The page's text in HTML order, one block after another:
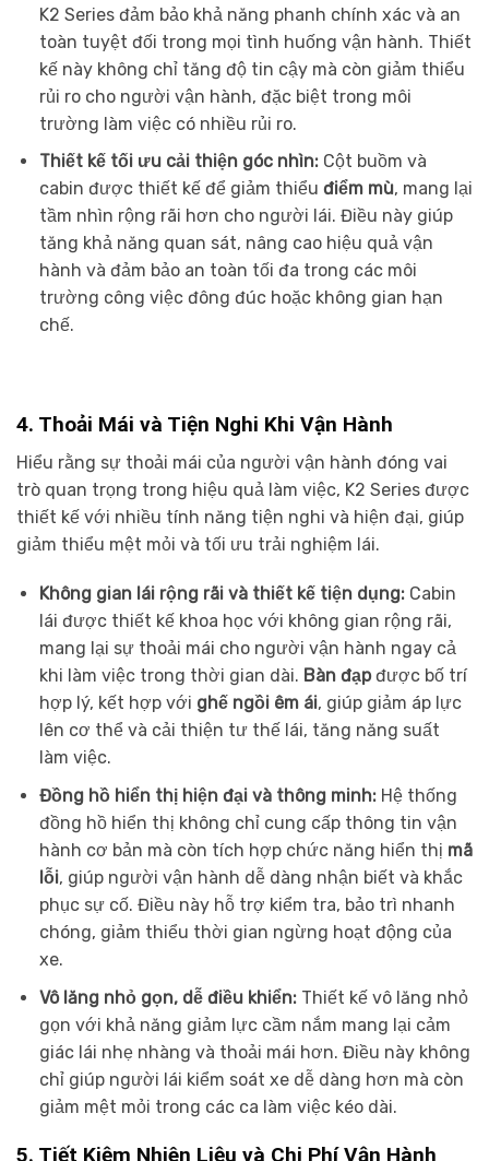
K2 Series đảm bảo khả năng phanh chính xác và an
toàn tuyệt đối trong mọi tình huống vận hành. Thiết
kế này không chỉ tăng độ tin cậy mà còn giảm thiểu
rủi ro cho người vận hành, đặc biệt trong môi
trường làm việc có nhiều rủi ro.
Thiết kế tối ưu cải thiện góc nhìn: Cột buồm và
cabin được thiết kế để giảm thiểu điểm mù, mang lại
tầm nhìn rộng rãi hơn cho người lái. Điều này giúp
tăng khả năng quan sát, nâng cao hiệu quả vận
hành và đảm bảo an toàn tối đa trong các môi
trường công việc đông đúc hoặc không gian hạn
chế.
4. Thoải Mái và Tiện Nghi Khi Vận Hành
Hiểu rằng sự thoải mái của người vận hành đóng vai
trò quan trọng trong hiệu quả làm việc, K2 Series được
thiết kế với nhiều tính năng tiện nghi và hiện đại, giúp
giảm thiểu mệt mỏi và tối ưu trải nghiệm lái.
Không gian lái rộng rãi và thiết kế tiện dụng: Cabin
lái được thiết kế khoa học với không gian rộng rãi,
mang lại sự thoải mái cho người vận hành ngay cả
khi làm việc trong thời gian dài. Bàn đạpđược bố trí
hợp lý, kết hợp với ghế ngồi êm ái, giúp giảm áp lực
lên cơ thể và cải thiện tư thế lái, tăng năng suất
làm việc.
Đồng hồ hiển thị hiện đại và thông minh: Hệ thống
đồng hồ hiển thị không chỉ cung cấp thông tin vận
hành cơ bản mà còn tích hợp chức năng hiển thị mã
lỗi, giúp người vận hành dễ dàng nhận biết và khắc
phục sự cố. Điều này hỗ trợ kiểm tra, bảo trì nhanh
chóng, giảm thiểu thời gian ngừng hoạt động của
xe.
Vô lăng nhỏ gọn, dễ điều khiển: Thiết kế vô lăng nhỏ
gọn với khả năng giảm lực cầm nắm mang lại cảm
giác lái nhẹ nhàng và thoải mái hơn. Điều này không
chỉ giúp người lái kiểm soát xe dễ dàng hơn mà còn
giảm mệt mỏi trong các ca làm việc kéo dài.
5. Tiết Kiệm Nhiên Liệu và Chi Phí Vận Hành